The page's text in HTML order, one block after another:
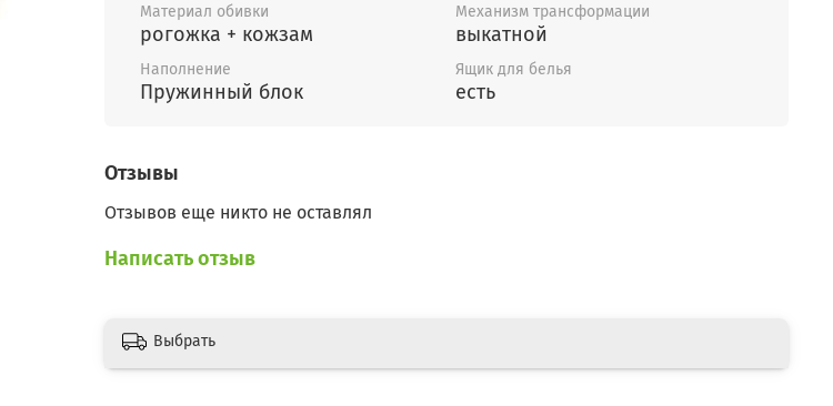
Материал обивки
рогожка + кожзам
Механизм трансформации
выкатной
Наполнение
Пружинный блок
Ящик для белья
есть
Отзывы
Отзывов еще никто не оставлял
Написать отзыв
Выбрать